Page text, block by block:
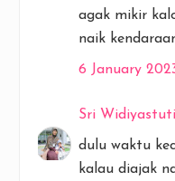
agak mikir
naik
6 January
Sri Widiyastuti
dulu waktu
kalau diajak